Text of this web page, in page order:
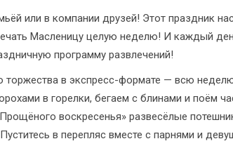
или в компании друзей! Этот праздник
Масленицу целую неделю! И каждый
программу развлечений!
торжества в экспресс-формате — всю
в горелки, бегаем с блинами и поём
воскресенья» развесёлые
в перепляс вместе с парнями и